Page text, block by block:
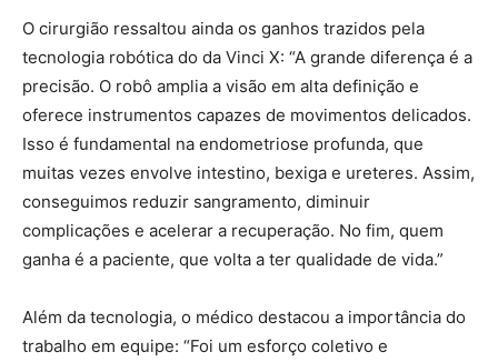
O cirurgião ressaltou ainda os ganhos trazidos pela
tecnologia robótica do da Vinci X: “A grande diferença é a
precisão. O robô amplia a visão em alta definição e
oferece instrumentos capazes de movimentos delicados.
Isso é fundamental na endometriose profunda, que
muitas vezes envolve intestino, bexiga e ureteres. Assim,
conseguimos reduzir sangramento, diminuir
complicações e acelerar a recuperação. No fim, quem
ganha é a paciente, que volta a ter qualidade de vida.”
Além da tecnologia, o médico destacou a importância do
trabalho em equipe: “Foi um esforço coletivo e